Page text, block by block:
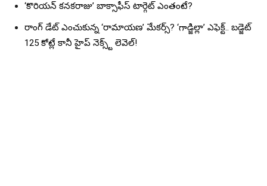
‘కొరియన్ కనకరాజు’ బాక్సాఫీస్ టార్గెట్ ఎంతంటే?
రాంగ్ డేట్ ఎంచుకున్న ‘రామాయణ’ మేకర్స్? ‘గాడ్జిల్లా’ ఎఫెక్ట్.. బడ్జెట్
125 కోట్లే కానీ హైప్ నెక్స్ట్ లెవెల్!